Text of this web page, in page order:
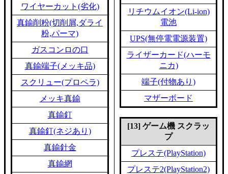
ワイヤーカット(劣化)
真鍮削粉(切削屑,ダライ
粉,パーマ)
ガスコンロの口
真鍮端子(メッキ品)
スクリュー(プロペラ)
メッキ真鍮
真鍮釘
真鍮釘(ネジあり)
真鍮針金
真鍮網
リチウムイオン(Li-ion)
電池
UPS(無停電電源装置)
ライザーカード(ハーモ
ニカ)
端子(付物あり)
マザーボード
[13] ゲーム機 スクラッ
プ
プレステ(PlayStation)
プレステ2(PlayStation2)